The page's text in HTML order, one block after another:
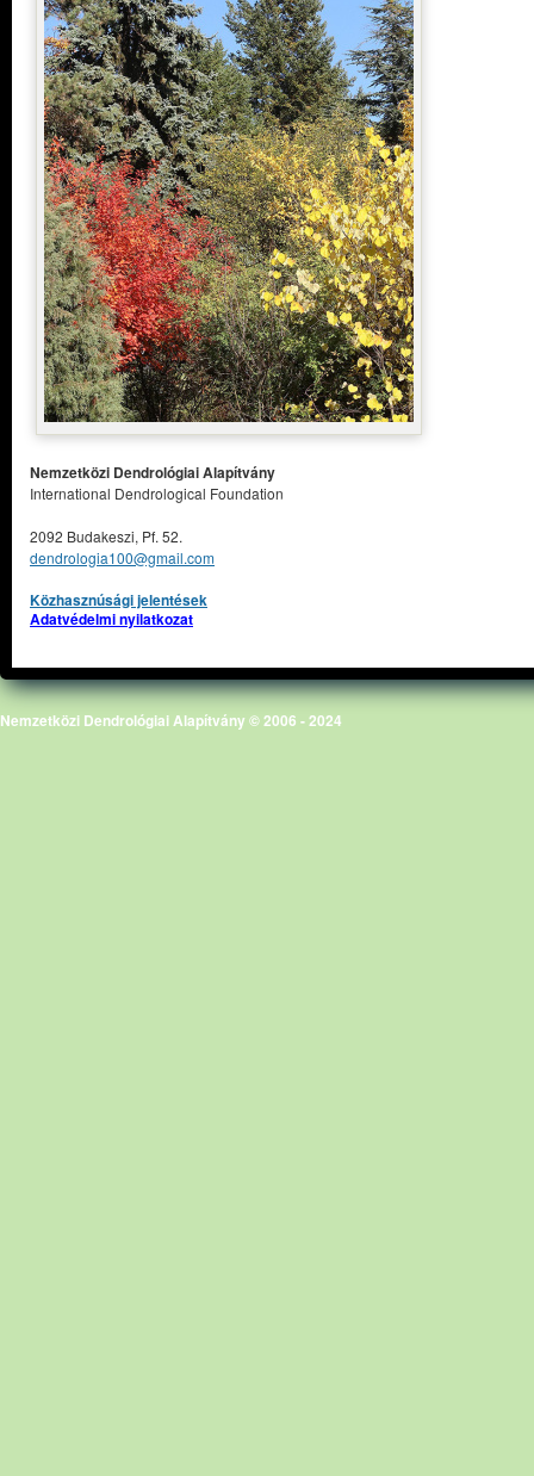
Nemzetközi Dendrológiai Alapítvány
International Dendrological Foundation
2092 Budakeszi, Pf. 52.
dendrologia100@gmail.com
Közhasznúsági jelentések
Adatvédelmi nyilatkozat
Nemzetközi Dendrológiai Alapítvány © 2006 - 2024